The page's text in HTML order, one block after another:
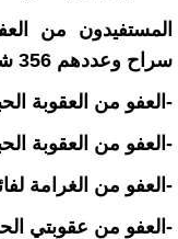
المستفيدون من
سراح وعددهم 356 شخصا موزعين كالتالي:
-العفو من العقوبة
-العفو من العقوبة
-العفو من الغرامة لفائدة:
-العفو من عقوبتي الحبس